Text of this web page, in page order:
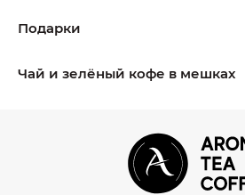
Подарки
Чай и зелёный кофе в мешках